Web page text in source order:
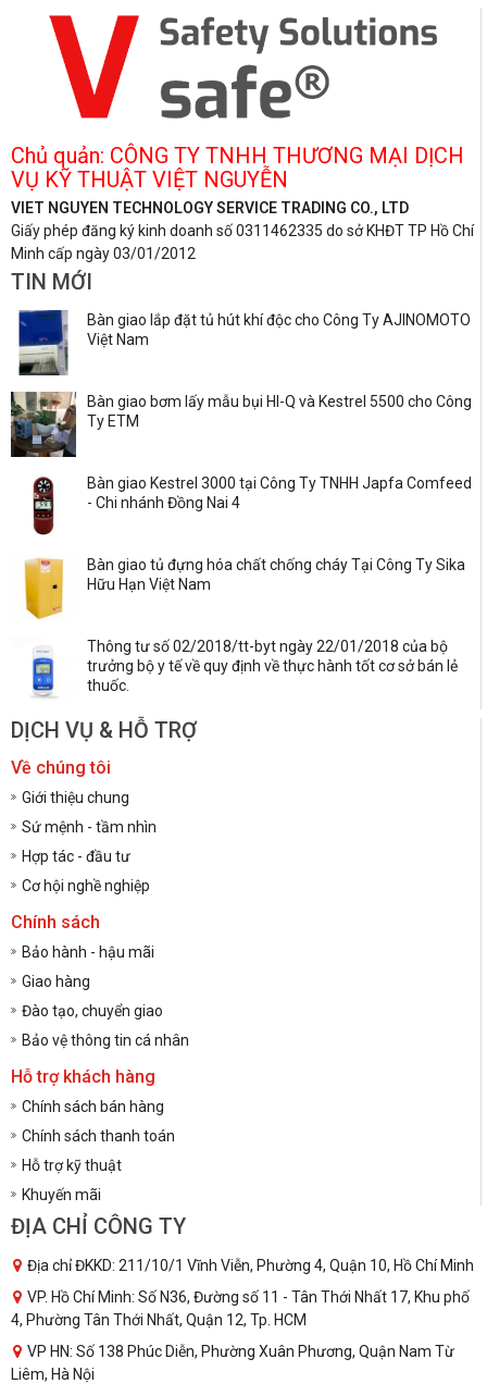
Chủ quản: CÔNG TY TNHH THƯƠNG MẠI DỊCH
VỤ KỸ THUẬT VIỆT NGUYỄN
VIET NGUYEN TECHNOLOGY SERVICE TRADING CO., LTD
Giấy phép đăng ký kinh doanh số 0311462335 do sở KHĐT TP Hồ Chí
Minh cấp ngày 03/01/2012
TIN MỚI
Bàn giao lắp đặt tủ hút khí độc cho Công Ty AJINOMOTO
Việt Nam
Bàn giao bơm lấy mẫu bụi HI-Q và Kestrel 5500 cho Công
Ty ETM
Bàn giao Kestrel 3000 tại Công Ty TNHH Japfa Comfeed
- Chi nhánh Đồng Nai 4
Bàn giao tủ đựng hóa chất chống cháy Tại Công Ty Sika
Hữu Hạn Việt Nam
Thông tư số 02/2018/tt-byt ngày 22/01/2018 của bộ
trưởng bộ y tế về quy định về thực hành tốt cơ sở bán lẻ
thuốc.
DỊCH VỤ & HỖ TRỢ
Về chúng tôi
Giới thiệu chung
Sứ mệnh - tầm nhìn
Hợp tác - đầu tư
Cơ hội nghề nghiệp
Chính sách
Bảo hành - hậu mãi
Giao hàng
Đào tạo, chuyển giao
Bảo vệ thông tin cá nhân
Hỗ trợ khách hàng
Chính sách bán hàng
Chính sách thanh toán
Hỗ trợ kỹ thuật
Khuyến mãi
ĐỊA CHỈ CÔNG TY
Địa chỉ ĐKKD: 211/10/1 Vĩnh Viễn, Phường 4, Quận 10, Hồ Chí Minh
VP. Hồ Chí Minh: Số N36, Đường số 11 - Tân Thới Nhất 17, Khu phố
4, Phường Tân Thới Nhất, Quận 12, Tp. HCM
VP HN: Số 138 Phúc Diễn, Phường Xuân Phương, Quận Nam Từ
Liêm, Hà Nội